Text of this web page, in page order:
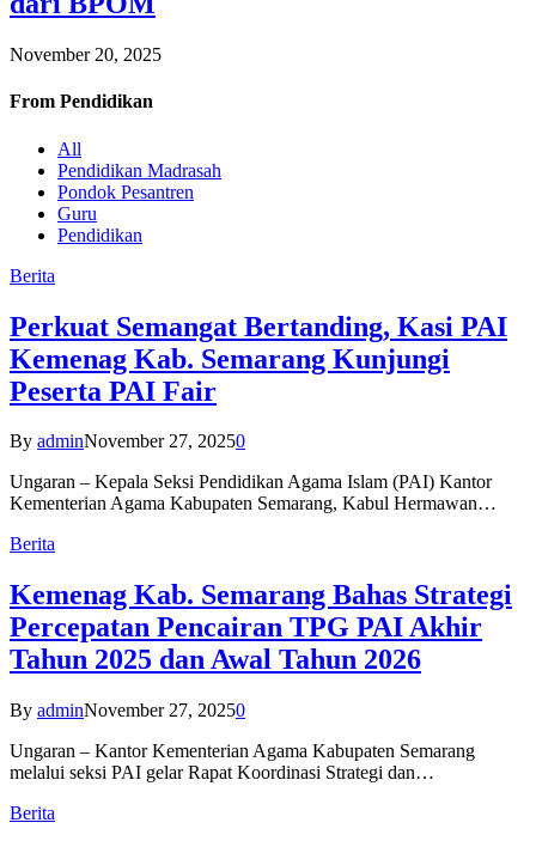
November 20, 2025
From Pendidikan
All
Pendidikan Madrasah
Pondok Pesantren
Guru
Pendidikan
Berita
Perkuat Semangat Bertanding, Kasi PAI
Kemenag Kab. Semarang Kunjungi
Peserta PAI Fair
By adminNovember 27, 20250
Ungaran – Kepala Seksi Pendidikan Agama Islam (PAI) Kantor
Kementerian Agama Kabupaten Semarang, Kabul Hermawan…
Berita
Kemenag Kab. Semarang Bahas Strategi
Percepatan Pencairan TPG PAI Akhir
Tahun 2025 dan Awal Tahun 2026
By adminNovember 27, 20250
Ungaran – Kantor Kementerian Agama Kabupaten Semarang
melalui seksi PAI gelar Rapat Koordinasi Strategi dan…
Berita